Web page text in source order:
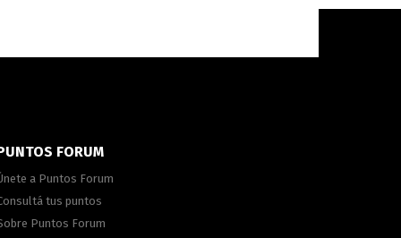
FORUM
a Puntos Forum
tus puntos
Puntos Forum